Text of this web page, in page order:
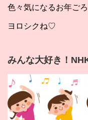
色々気になるお年ごろ
ヨロシクね♡
みんな大好き！